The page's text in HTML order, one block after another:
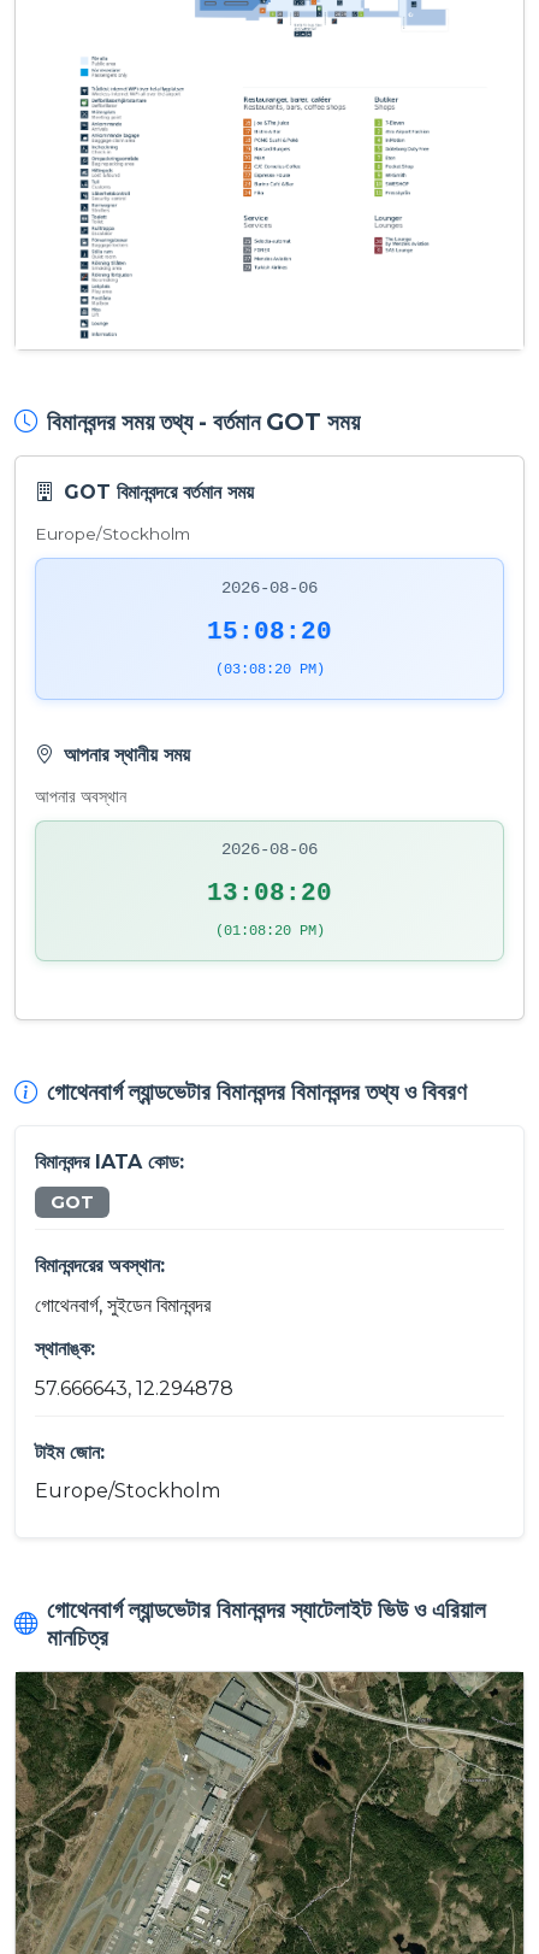
বিমানবন্দর সময় তথ্য - বর্তমান GOT সময়
GOT বিমানবন্দরে বর্তমান সময়
Europe/Stockholm
2026-08-06
15:08:20
(03:08:20 PM)
আপনার স্থানীয় সময়
আপনার অবস্থান
2026-08-06
13:08:20
(01:08:20 PM)
গোথেনবার্গ ল্যান্ডভেটার বিমানবন্দর বিমানবন্দর তথ্য ও বিবরণ
বিমানবন্দর IATA কোড:
GOT
বিমানবন্দরের অবস্থান:
গোথেনবার্গ, সুইডেন বিমানবন্দর
স্থানাঙ্ক:
57.666643, 12.294878
টাইম জোন:
Europe/Stockholm
গোথেনবার্গ ল্যান্ডভেটার বিমানবন্দর স্যাটেলাইট ভিউ ও এরিয়াল
মানচিত্র